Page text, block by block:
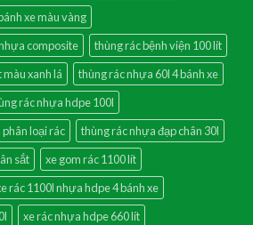
xe màu vàng
composite
thùng rác bệnh viện 100 lít
màu xanh lá
thùng rác nhựa 60l 4 bánh xe
rác nhựa hdpe 100l
loại rác
thùng rác nhựa đạp chân 30l
sắt
xe gom rác 1100 lít
rác 1100l nhựa hdpe 4 bánh xe
xe rác nhựa hdpe 660 lít